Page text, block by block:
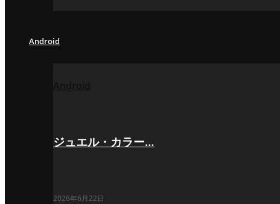
Android
ジュエル・カラー…
2026年6月22日